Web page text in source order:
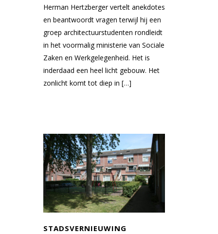
Herman Hertzberger vertelt anekdotes
en beantwoordt vragen terwijl hij een
groep architectuurstudenten rondleidt
in het voormalig ministerie van Sociale
Zaken en Werkgelegenheid. Het is
inderdaad een heel licht gebouw. Het
zonlicht komt tot diep in […]
STADSVERNIEUWING